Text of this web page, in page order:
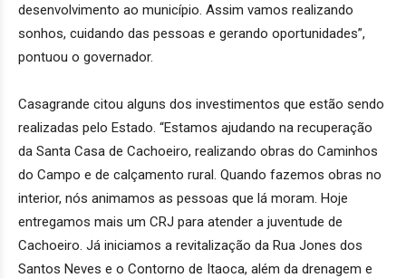
desenvolvimento ao município. Assim vamos realizando
sonhos, cuidando das pessoas e gerando oportunidades”,
pontuou o governador.
Casagrande citou alguns dos investimentos que estão sendo
realizadas pelo Estado. “Estamos ajudando na recuperação
da Santa Casa de Cachoeiro, realizando obras do Caminhos
do Campo e de calçamento rural. Quando fazemos obras no
interior, nós animamos as pessoas que lá moram. Hoje
entregamos mais um CRJ para atender a juventude de
Cachoeiro. Já iniciamos a revitalização da Rua Jones dos
Santos Neves e o Contorno de Itaoca, além da drenagem e